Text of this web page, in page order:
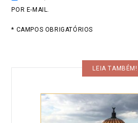
POR E-MAIL.
* CAMPOS OBRIGATÓRIOS
LEIA TAMBÉM!